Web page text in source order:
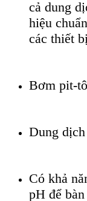
cả dung
hiệu
các thiết
Bơm pit-
Dung
Có khả
pH để